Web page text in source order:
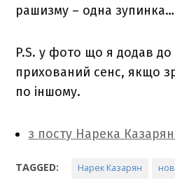
рашизму – одна зупинка…
P.S. у фото що я додав до
прихований сенс, якщо
по іншому.
з посту Нарека
TAGGED: Нарек Казарян